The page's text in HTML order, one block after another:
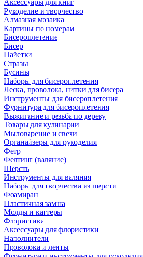
Аксессуары для книг
Рукоделие и творчество
Алмазная мозаика
Картины по номерам
Бисероплетение
Бисер
Пайетки
Стразы
Бусины
Наборы для бисероплетения
Леска, проволока, нитки для бисера
Инструменты для бисероплетения
Фурнитура для бисероплетения
Выжигание и резьба по дереву
Товары для кулинарии
Мыловарение и свечи
Органайзеры для рукоделия
Фетр
Фелтинг (валяние)
Шерсть
Инструменты для валяния
Наборы для творчества из шерсти
Фоамиран
Пластичная замша
Молды и каттеры
Флористика
Аксессуары для флористики
Наполнители
Проволока и ленты